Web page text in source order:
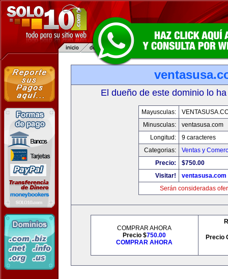
El dueño de este dominio lo
Mayusculas:
Minusculas:
ventasusa.com
Longitud:
9 caracteres
Categorias:
Ventas y
Precio:
$750.00
Visitar!
ventasusa.com
Serán consideradas
COMPRAR AHORA
Precio $750.00
COMPRAR AHORA
Precio